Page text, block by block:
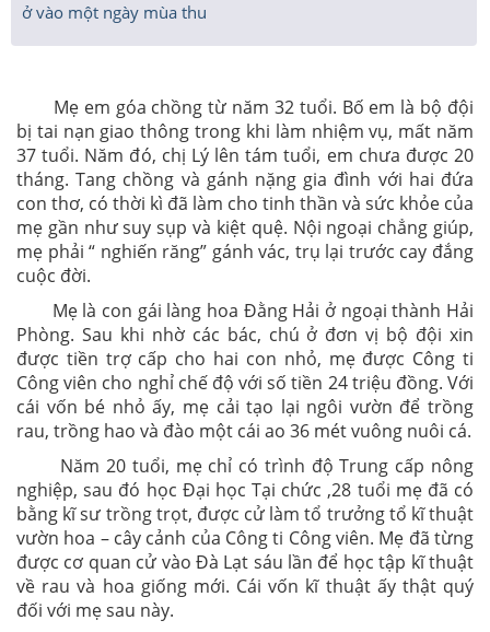
ở vào một ngày mùa thu
Mẹ em góa chồng từ năm 32 tuổi. Bố em là bộ đội
bị tai nạn giao thông trong khi làm nhiệm vụ, mất năm
37 tuổi. Năm đó, chị Lý lên tám tuổi, em chưa được 20
tháng. Tang chồng và gánh nặng gia đình với hai đứa
con thơ, có thời kì đã làm cho tinh thần và sức khỏe của
mẹ gần như suy sụp và kiệt quệ. Nội ngoại chẳng giúp,
mẹ phải “ nghiến răng” gánh vác, trụ lại trước cay đắng
cuộc đời.
Mẹ là con gái làng hoa Đằng Hải ở ngoại thành Hải
Phòng. Sau khi nhờ các bác, chú ở đơn vị bộ đội xin
được tiền trợ cấp cho hai con nhỏ, mẹ được Công ti
Công viên cho nghỉ chế độ với số tiền 24 triệu đồng. Với
cái vốn bé nhỏ ấy, mẹ cải tạo lại ngôi vườn để trồng
rau, trồng hao và đào một cái ao 36 mét vuông nuôi cá.
Năm 20 tuổi, mẹ chỉ có trình độ Trung cấp nông
nghiệp, sau đó học Đại học Tại chức ,28 tuổi mẹ đã có
bằng kĩ sư trồng trọt, được cử làm tổ trưởng tổ kĩ thuật
vườn hoa – cây cảnh của Công ti Công viên. Mẹ đã từng
được cơ quan cử vào Đà Lạt sáu lần để học tập kĩ thuật
về rau và hoa giống mới. Cái vốn kĩ thuật ấy thật quý
đối với mẹ sau này.